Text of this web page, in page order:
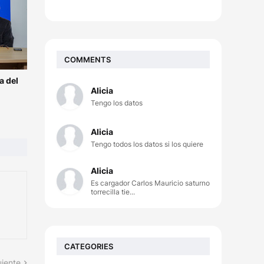
del
COMMENTS
Alicia
Tengo los datos
Alicia
Tengo todos los datos si los quiere
Alicia
Es cargador Carlos Mauricio saturno
torrecilla tie...
CATEGORIES